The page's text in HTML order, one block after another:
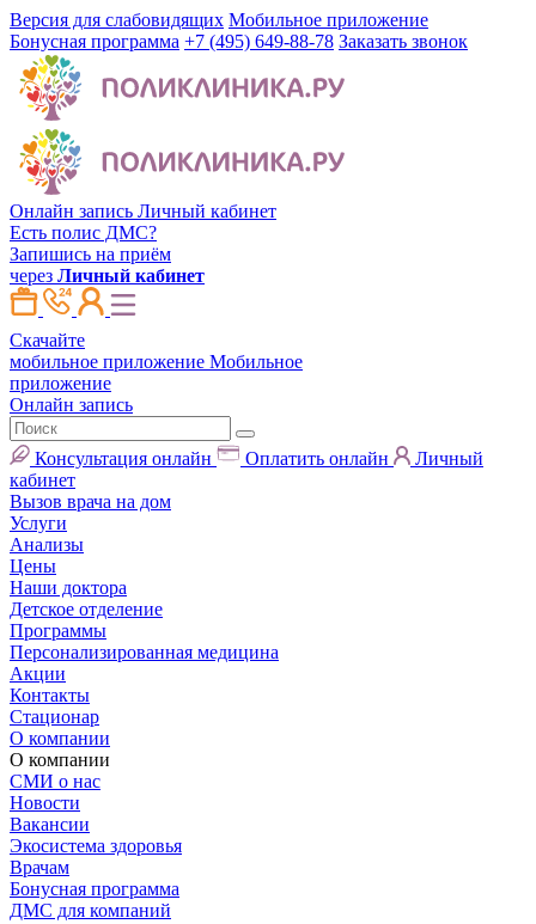
Версия для слабовидящих Мобильное приложение
Бонусная программа +7 (495) 649-88-78 Заказать звонок
Онлайн запись Личный кабинет
Есть полис ДМС?
Запишись на приём
через Личный кабинет
Скачайте
мобильное приложение Мобильное
приложение
Онлайн запись
Консультация онлайн Оплатить онлайн
Личный
кабинет
Вызов врача на дом
Услуги
Анализы
Цены
Наши доктора
Детское отделение
Программы
Персонализированная медицина
Акции
Контакты
Стационар
О компании
О компании
СМИ о нас
Новости
Вакансии
Экосистема здоровья
Врачам
Бонусная программа
ДМС для компаний